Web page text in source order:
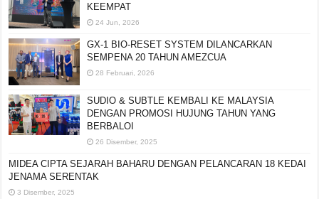
KEEMPAT
24 Jun, 2026
GX-1 BIO-RESET SYSTEM DILANCARKAN
SEMPENA 20 TAHUN AMEZCUA
28 Februari, 2026
SUDIO & SUBTLE KEMBALI KE MALAYSIA
DENGAN PROMOSI HUJUNG TAHUN YANG
BERBALOI
26 Disember, 2025
MIDEA CIPTA SEJARAH BAHARU DENGAN PELANCARAN 18 KEDAI
JENAMA SERENTAK
3 Disember, 2025